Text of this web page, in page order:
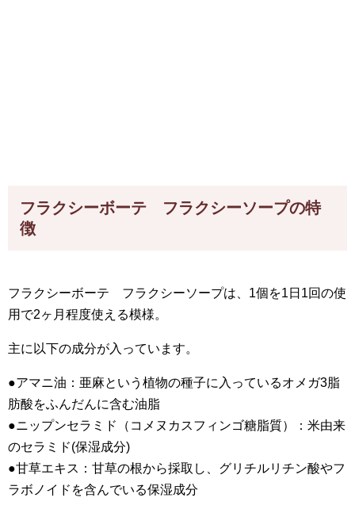
フラクシーボーテ フラクシーソープの特
徴
フラクシーボーテ フラクシーソープは、1個を1日1回の使
用で2ヶ月程度使える模様。
主に以下の成分が入っています。
●アマニ油：亜麻という植物の種子に入っているオメガ3脂
肪酸をふんだんに含む油脂
●ニップンセラミド（コメヌカスフィンゴ糖脂質）：米由来
のセラミド(保湿成分)
●甘草エキス：甘草の根から採取し、グリチルリチン酸やフ
ラボノイドを含んでいる保湿成分